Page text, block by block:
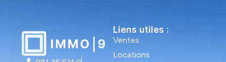
Liens utiles :
Ventes
Locations